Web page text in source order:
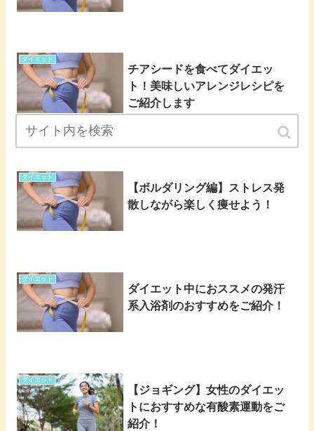
ダイエット
チアシードを食べてダイエッ
ト！美味しいアレンジレシピを
ご紹介します
ダイエット
【ボルダリング編】ストレス発
散しながら楽しく痩せよう！
ダイエット
ダイエット中におススメの発汗
系入浴剤のおすすめをご紹介！
ダイエット
【ジョギング】女性のダイエッ
トにおすすめな有酸素運動をご
紹介！